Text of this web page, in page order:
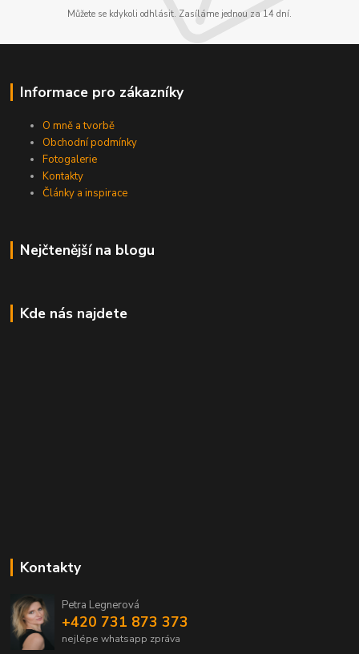
Můžete se kdykoli odhlásit. Zasíláme jednou za 14 dní.
Informace pro zákazníky
O mně a tvorbě
Obchodní podmínky
Fotogalerie
Kontakty
Články a inspirace
Nejčtenější na blogu
Kde nás najdete
Kontakty
Petra Legnerová
+420 731 873 373
nejlépe whatsapp zpráva